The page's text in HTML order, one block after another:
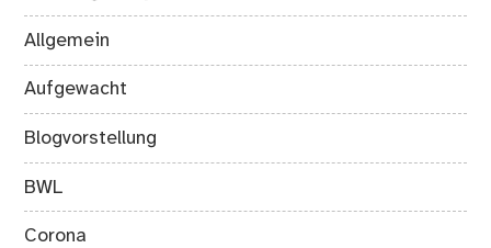
Allgemein
Aufgewacht
Blogvorstellung
BWL
Corona